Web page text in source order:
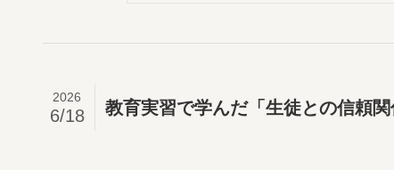
教育実習で学んだ「生徒との信頼関
2026
6/18